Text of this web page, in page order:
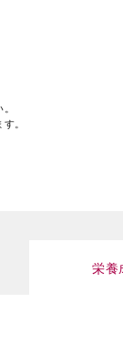
。
栄養